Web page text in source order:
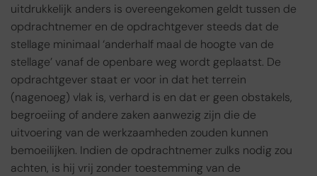
uitdrukkelijk anders is overeengekomen geldt tussen de
opdrachtnemer en de opdrachtgever steeds dat de
stellage minimaal ‘anderhalf maal de hoogte van de
stellage’ vanaf de openbare weg wordt geplaatst. De
opdrachtgever staat er voor in dat het terrein
(nagenoeg) vlak is, verhard is en dat er geen obstakels,
begroeiing of andere zaken aanwezig zijn die de
uitvoering van de werkzaamheden zouden kunnen
bemoeilijken. Indien de opdrachtnemer zulks nodig zou
achten, is hij vrij zonder toestemming van de